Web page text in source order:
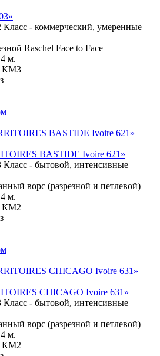
Класс - коммерческий, умеренные
Raschel Face to Face
4 м.
КМ3
BASTIDE Ivoire 621»
Класс - бытовой, интенсивные
ворс (разрезной и петлевой)
4 м.
КМ2
CHICAGO Ivoire 631»
Класс - бытовой, интенсивные
ворс (разрезной и петлевой)
4 м.
КМ2